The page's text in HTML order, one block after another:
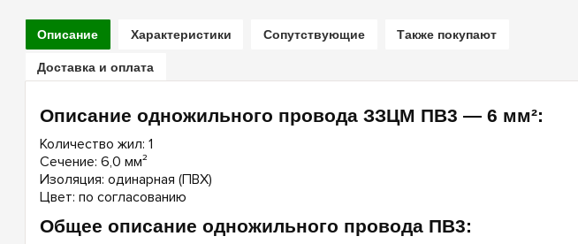
Описание Характеристики Сопутствующие Также покупают
Доставка и оплата
Описание одножильного провода ЗЗЦМ ПВ3 — 6 мм²:
Количество жил: 1
Сечение: 6,0 мм²
Изоляция: одинарная (ПВХ)
Цвет: по согласованию
Общее описание одножильного провода ПВ3: